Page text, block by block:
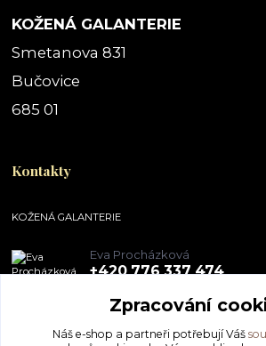
KOŽENÁ GALANTERIE
Smetanova 831
Bučovice
685 01
Kontakty
KOŽENÁ GALANTERIE
Eva Procházková
+420 776 337 474
obchod@pegal.cz
Zpracování
Náš e-shop a partneři potřebují Váš